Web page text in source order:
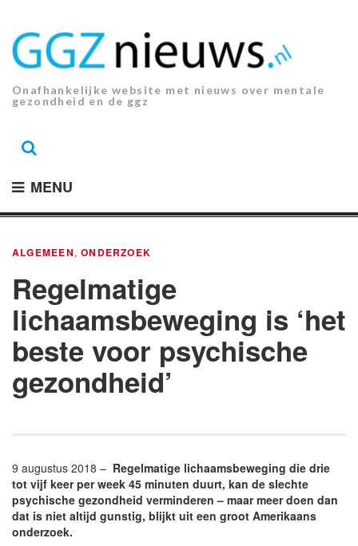
inhoud.
Onafhankelijke website met nieuws over mentale
gezondheid en de ggz
MENU
ALGEMEEN,ONDERZOEK
Regelmatige
lichaamsbeweging is ‘het
beste voor psychische
gezondheid’
9 augustus 2018 – Regelmatige lichaamsbeweging die drie
tot vijf keer per week 45 minuten duurt, kan de slechte
psychische gezondheid verminderen – maar meer doen dan
dat is niet altijd gunstig, blijkt uit een groot Amerikaans
onderzoek.